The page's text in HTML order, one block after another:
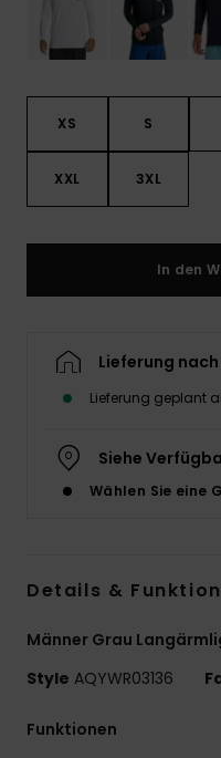
XS S
XXL 3XL
In den
Lieferung
Lieferung geplant
Siehe
Wählen Sie eine
Details &
Männer Grau
Style AQYWR03136
Funktionen